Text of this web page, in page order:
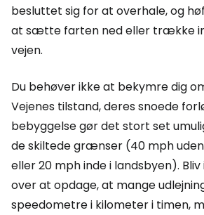
besluttet sig for at overhale, og
at sætte farten ned eller trække
vejen.
Du behøver ikke at bekymre dig
Vejenes tilstand, deres snoede
bebyggelse gør det stort set
de skiltede grænser (40 mph
eller 20 mph inde i landsbyen).
over at opdage, at mange
speedometre i kilometer i timen,